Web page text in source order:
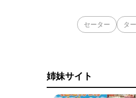
セーター タ
姉妹サイト